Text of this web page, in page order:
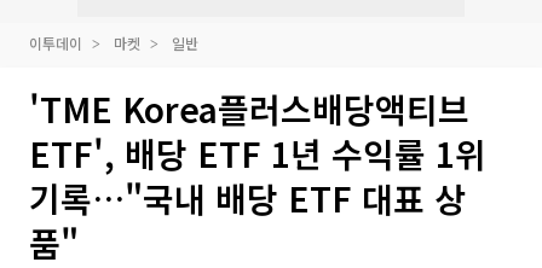
이투데이 마켓 일반
'TME Korea플러스배당액티브
ETF', 배당 ETF 1년 수익률 1위
기록…"국내 배당 ETF 대표 상
품"